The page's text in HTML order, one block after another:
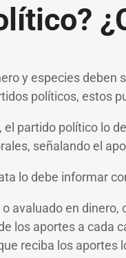
y especies deben
políticos, estos
el partido político lo
señalando el
lo debe informar
avaluado en dinero,
los aportes a cada
reciba los